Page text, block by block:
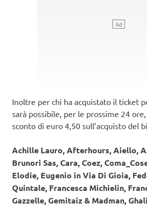
Inoltre per chi ha acquistato il ticket
sarà possibile, per le prossime 24
sconto di euro 4,50 sull’acquisto del
Achille Lauro, Afterhours, Aiello,
Brunori Sas, Cara, Coez,
Elodie, Eugenio in Via Di Gioia,
Quintale, Francesca Michielin,
Gazzelle, Gemitaiz & Madman,